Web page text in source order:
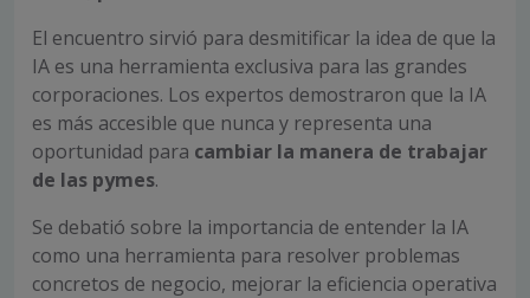
El encuentro sirvió para desmitificar la idea de que la
IA es una herramienta exclusiva para las grandes
corporaciones. Los expertos demostraron que la IA
es más accesible que nunca y representa una
oportunidad para cambiar la manera de trabajar
de las pymes.
Se debatió sobre la importancia de entender la IA
como una herramienta para resolver problemas
concretos de negocio, mejorar la eficiencia operativa